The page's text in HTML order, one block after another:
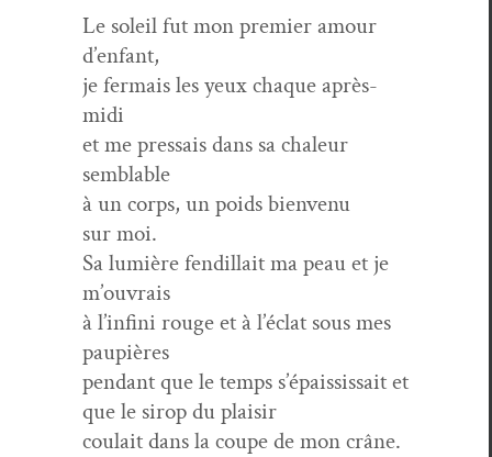
Le soleil fut mon pre­mier amour
d’enfant,
je fer­mais les yeux chaque après-
midi
et me pres­sais dans sa chaleur
semblable
à un corps, un poids bien­venu
sur moi.
Sa lumière fendil­lait ma peau et je
m’ouvrais
à l’infini rouge et à l’éclat sous mes
paupières
pen­dant que le temps s’épaississait et
que le sirop du plaisir
coulait dans la coupe de mon crâne.